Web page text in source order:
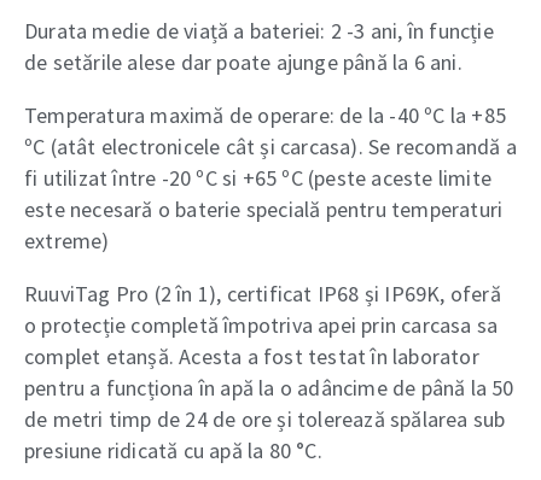
Durata medie de viață a bateriei: 2 -3 ani, în funcție
de setările alese dar poate ajunge până la 6 ani.
Temperatura maximă de operare: de la -40 ºC la +85
ºC (atât electronicele cât și carcasa). Se recomandă a
fi utilizat între -20 ºC si +65 ºC (peste aceste limite
este necesară o baterie specială pentru temperaturi
extreme)
RuuviTag Pro (2 în 1), certificat IP68 și IP69K, oferă
o protecție completă împotriva apei prin carcasa sa
complet etanșă. Acesta a fost testat în laborator
pentru a funcționa în apă la o adâncime de până la 50
de metri timp de 24 de ore și tolerează spălarea sub
presiune ridicată cu apă la 80 °C.